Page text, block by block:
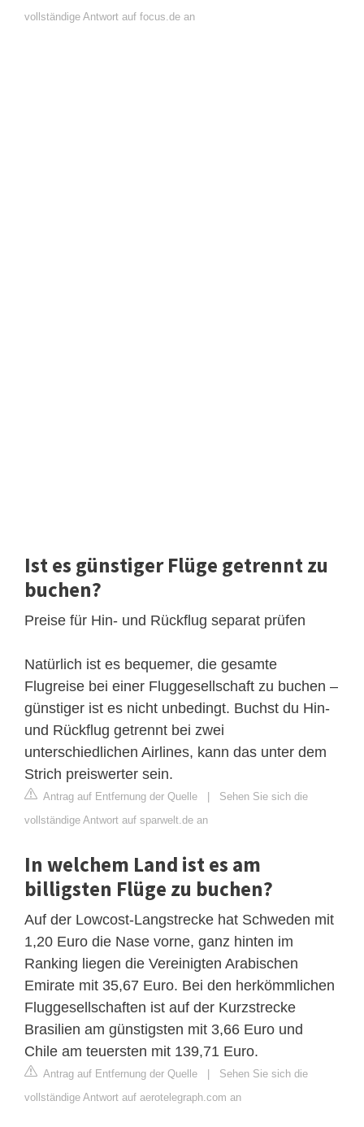
vollständige Antwort auf focus.de an
Ist es günstiger Flüge getrennt zu
buchen?
Preise für Hin- und Rückflug separat prüfen
Natürlich ist es bequemer, die gesamte
Flugreise bei einer Fluggesellschaft zu buchen –
günstiger ist es nicht unbedingt. Buchst du Hin-
und Rückflug getrennt bei zwei
unterschiedlichen Airlines, kann das unter dem
Strich preiswerter sein.
Antrag auf Entfernung der Quelle | Sehen Sie sich die
vollständige Antwort auf sparwelt.de an
In welchem Land ist es am
billigsten Flüge zu buchen?
Auf der Lowcost-Langstrecke hat Schweden mit
1,20 Euro die Nase vorne, ganz hinten im
Ranking liegen die Vereinigten Arabischen
Emirate mit 35,67 Euro. Bei den herkömmlichen
Fluggesellschaften ist auf der Kurzstrecke
Brasilien am günstigsten mit 3,66 Euro und
Chile am teuersten mit 139,71 Euro.
Antrag auf Entfernung der Quelle | Sehen Sie sich die
vollständige Antwort auf aerotelegraph.com an